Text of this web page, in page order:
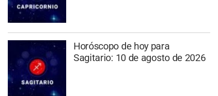
Horóscopo de hoy para
Sagitario: 10 de agosto de 2026